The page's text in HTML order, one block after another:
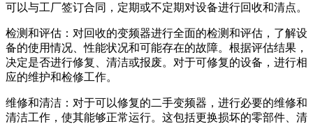
可以与工厂签订合同，定期或不定期对设备进行回收和清点。
检测和评估：对回收的变频器进行全面的检测和评估，了解设
备的使用情况、性能状况和可能存在的故障。根据评估结果，
决定是否进行修复、清洁或报废。对于可修复的设备，进行相
应的维护和检修工作。
维修和清洁：对于可以修复的二手变频器，进行必要的维修和
清洁工作，使其能够正常运行。这包括更换损坏的零部件、清